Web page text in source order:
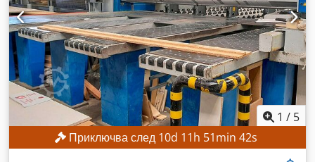
1 / 5
Приключва след 10d 11h 51min 40s